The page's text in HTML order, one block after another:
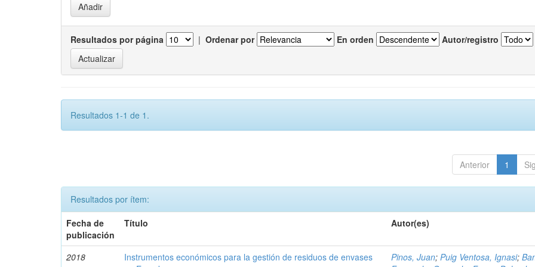
Resultados por página | Ordenar por En orden Autor/registro
Resultados 1-1 de 1.
Anterior 1
Resultados por ítem:
Fecha de
publicación
Título Autor(es)
2018
Instrumentos económicos para la gestión de residuos de envases
Pinos, Juan;Puig Ventosa, Ignasi;